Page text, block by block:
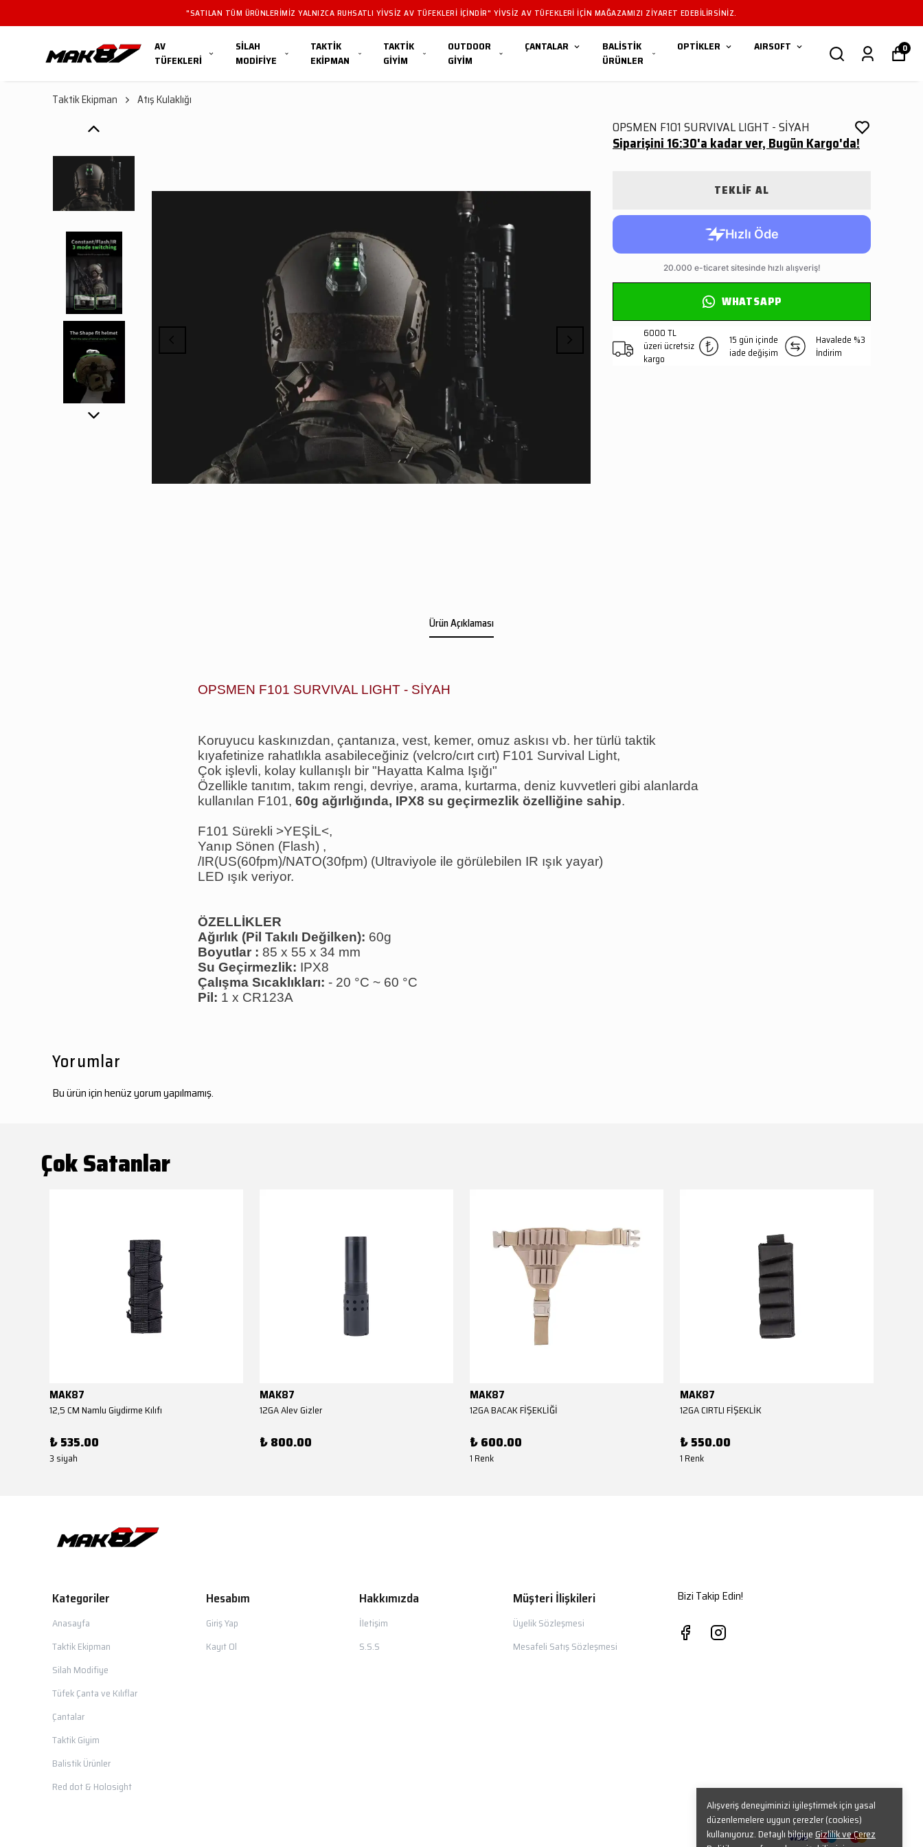
"SATILAN TÜM ÜRÜNLERIMIZ YALNIZCA RUHSATLI YIVSIZ AV TÜFEKLERI IÇINDIR" YIVSIZ AV TÜFEKLERI IÇIN MAĞAZAMIZI ZIYARET EDEBILIRSINIZ.
AV
TÜFEKLERİ
SİLAH
MODİFİYE
TAKTİK
EKİPMAN
TAKTİK
GİYİM
OUTDOOR
GİYİM
ÇANTALAR
BALİSTİK
ÜRÜNLER
OPTİKLER AIRSOFT 0
Alışveriş deneyiminizi iyileştirmek için yasal
düzenlemelere uygun çerezler (cookies)
kullanıyoruz. Detaylı bilgiye Gizlilik ve Çerez
Taktik Ekipman Atış Kulaklığı
OPSMEN F101 SURVIVAL LIGHT - SİYAH
Siparişini 16:30'a kadar ver, Bugün Kargo'da!
TEKLİF AL
WHATSAPP
6000 TL
üzeri ücretsiz
kargo
15 gün içinde
iade değişim
Havalede %3
İndirim
Ürün Açıklaması
OPSMEN F101 SURVIVAL LIGHT - SİYAH
Koruyucu kaskınızdan, çantanıza, vest, kemer, omuz askısı vb. her türlü taktik
kıyafetinize rahatlıkla asabileceğiniz (velcro/cırt cırt) F101 Survival Light,
Çok işlevli, kolay kullanışlı bir "Hayatta Kalma Işığı"
Özellikle tanıtım, takım rengi, devriye, arama, kurtarma, deniz kuvvetleri gibi alanlarda
kullanılan F101, 60g ağırlığında, IPX8 su geçirmezlik özelliğine sahip.
F101 Sürekli >YEŞİL<,
Yanıp Sönen (Flash) ,
/IR(US(60fpm)/NATO(30fpm) (Ultraviyole ile görülebilen IR ışık yayar)
LED ışık veriyor.
ÖZELLİKLER
Ağırlık (Pil Takılı Değilken): 60g
Boyutlar : 85 x 55 x 34 mm
Su Geçirmezlik: IPX8
Çalışma Sıcaklıkları: - 20 °C ~ 60 °C
Pil: 1 x CR123A
Yorumlar
Bu ürün için henüz yorum yapılmamış.
Çok Satanlar
MAK87
12,5 CM Namlu Giydirme Kılıfı
₺ 535.00
3 siyah
MAK87
12GA Alev Gizler
₺ 800.00
MAK87
12GA BACAK FİŞEKLİĞİ
₺ 600.00
1 Renk
MAK87
12GA CIRTLI FİŞEKLİK
₺ 550.00
1 Renk
Kategoriler
Anasayfa
Taktik Ekipman
Silah Modifiye
Tüfek Çanta ve Kılıflar
Çantalar
Taktik Giyim
Balistik Ürünler
Red dot & Holosight
Hesabım
Giriş Yap
Kayıt Ol
Hakkımızda
İletişim
S.S.S
Müşteri İlişkileri
Üyelik Sözleşmesi
Mesafeli Satış Sözleşmesi
Bizi Takip Edin!